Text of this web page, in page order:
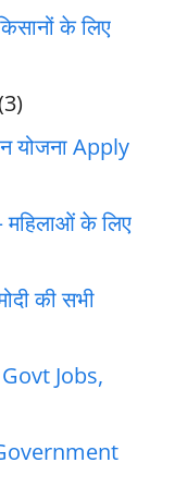
के लिए
योजना Apply
के लिए
की सभी
Jobs,